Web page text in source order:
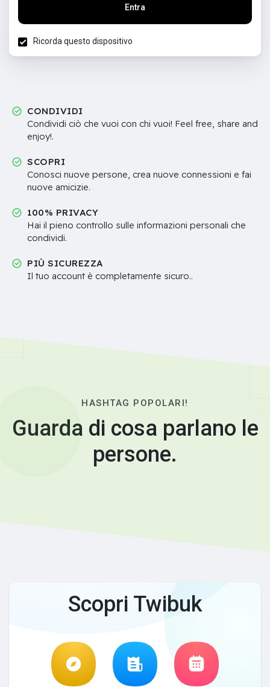
Entra
Ricorda questo dispositivo
CONDIVIDI
Condividi ciò che vuoi con chi vuoi! Feel free, share and
enjoy!.
SCOPRI
Conosci nuove persone, crea nuove connessioni e fai
nuove amicizie.
100% PRIVACY
Hai il pieno controllo sulle informazioni personali che
condividi.
PIÙ SICUREZZA
Il tuo account è completamente sicuro..
HASHTAG POPOLARI!
Guarda di cosa parlano le
persone.
Scopri Twibuk